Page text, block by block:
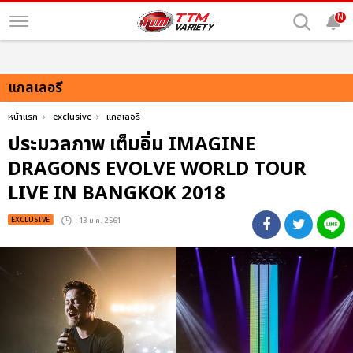
N
แกลเลอรี
หน้าแรก exclusive แกลเลอรี
ประมวลภาพ เต็มอิ่ม IMAGINE
DRAGONS EVOLVE WORLD TOUR
LIVE IN BANGKOK 2018
EXCLUSIVE : 13 ม.ค. 2561